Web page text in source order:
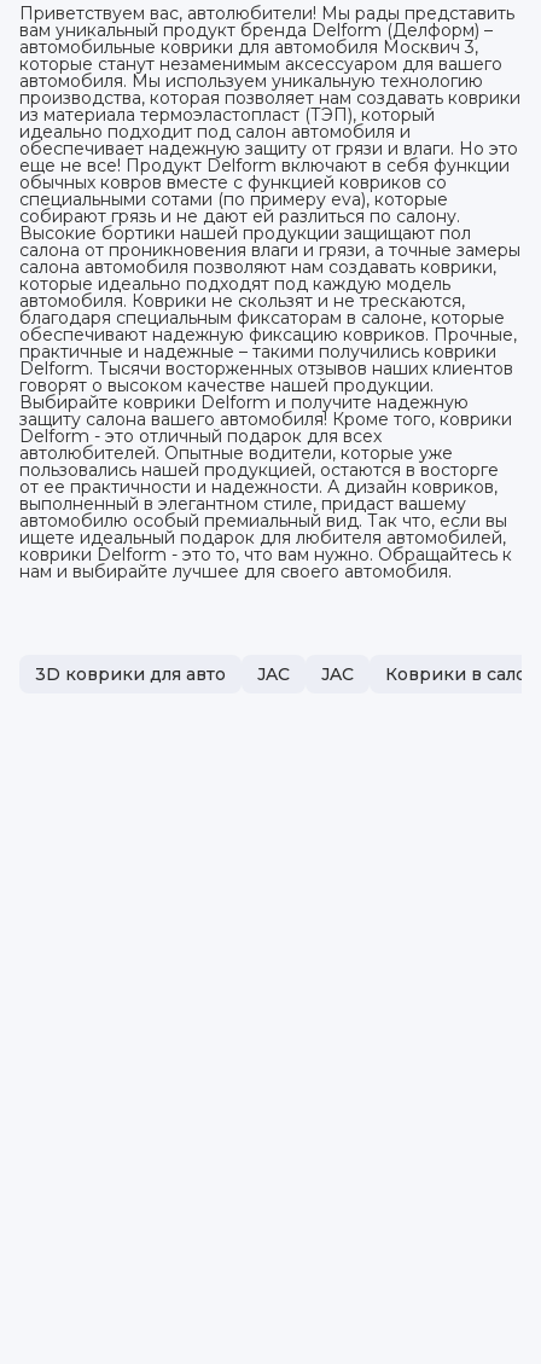
Приветствуем вас, автолюбители! Мы рады представить
вам уникальный продукт бренда Delform (Делформ) –
автомобильные коврики для автомобиля Москвич 3,
которые станут незаменимым аксессуаром для вашего
автомобиля. Мы используем уникальную технологию
производства, которая позволяет нам создавать коврики
из материала термоэластопласт (ТЭП), который
идеально подходит под салон автомобиля и
обеспечивает надежную защиту от грязи и влаги. Но это
еще не все! Продукт Delform включают в себя функции
обычных ковров вместе с функцией ковриков со
специальными сотами (по примеру eva), которые
собирают грязь и не дают ей разлиться по салону.
Высокие бортики нашей продукции защищают пол
салона от проникновения влаги и грязи, а точные замеры
салона автомобиля позволяют нам создавать коврики,
которые идеально подходят под каждую модель
автомобиля. Коврики не скользят и не трескаются,
благодаря специальным фиксаторам в салоне, которые
обеспечивают надежную фиксацию ковриков. Прочные,
практичные и надежные – такими получились коврики
Delform. Тысячи восторженных отзывов наших клиентов
говорят о высоком качестве нашей продукции.
Выбирайте коврики Delform и получите надежную
защиту салона вашего автомобиля! Кроме того, коврики
Delform - это отличный подарок для всех
автолюбителей. Опытные водители, которые уже
пользовались нашей продукцией, остаются в восторге
от ее практичности и надежности. А дизайн ковриков,
выполненный в элегантном стиле, придаст вашему
автомобилю особый премиальный вид. Так что, если вы
ищете идеальный подарок для любителя автомобилей,
коврики Delform - это то, что вам нужно. Обращайтесь к
нам и выбирайте лучшее для своего автомобиля.
3D коврики для авто JAC JAC Коврики в